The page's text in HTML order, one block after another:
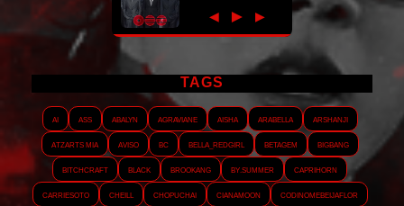
◀ ► ▶
TAGS
AI ASS Abalyn Agraviane Aisha Arabella
Arshanji
Atzarts Mia
Aviso BC Bella_RedGirl Betagem
Bigbang
Bitchcraft
Black Brookang By.summer
Caprihorn
Carriesoto
Cheill Chopuchai Cianamoon Codinomebeijaflor